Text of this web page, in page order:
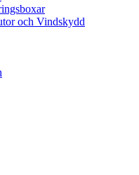
och Vindskydd